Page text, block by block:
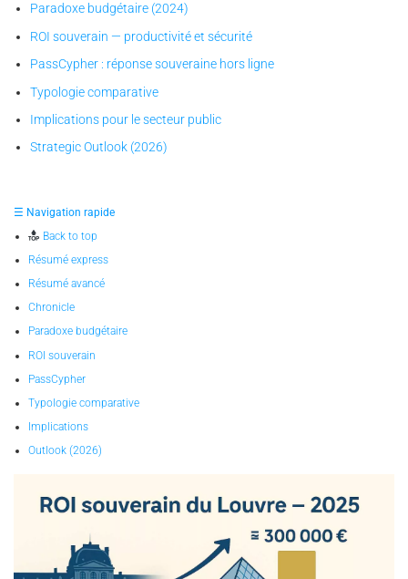
Paradoxe budgétaire (2024)
ROI souverain — productivité et sécurité
PassCypher : réponse souveraine hors ligne
Typologie comparative
Implications pour le secteur public
Strategic Outlook (2026)
☰ Navigation rapide
Back to top
Résumé express
Résumé avancé
Chronicle
Paradoxe budgétaire
ROI souverain
PassCypher
Typologie comparative
Implications
Outlook (2026)